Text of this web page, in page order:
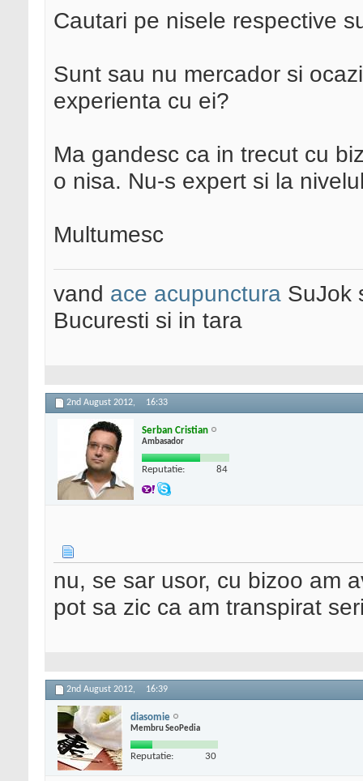
Cautari pe nisele respective
Sunt sau nu mercador si
experienta cu ei?
Ma gandesc ca in trecut cu
o nisa. Nu-s expert si la
Multumesc
vand ace acupunctura SuJok
Bucuresti si in tara
2nd August 2012, 16:33
Serban Cristian
Ambasador
Reputatie: 84
nu, se sar usor, cu bizoo am
pot sa zic ca am transpirat
2nd August 2012, 16:39
diasomie
Membru SeoPedia
Reputatie: 30